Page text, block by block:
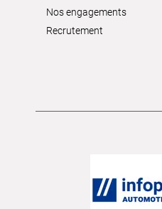
Nos engagements
Recrutement